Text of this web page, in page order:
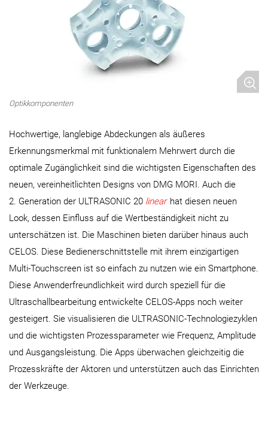
Optikkomponenten
Hochwertige, langlebige Abdeckungen als äußeres
Erkennungsmerkmal mit funktionalem Mehrwert durch die
optimale Zugänglichkeit sind die wichtigsten Eigenschaften des
neuen, vereinheitlichten Designs von DMG MORI. Auch die
2. Generation der ULTRASONIC 20 linear hat diesen neuen
Look, dessen Einfluss auf die Wertbeständigkeit nicht zu
unterschätzen ist. Die Maschinen bieten darüber hinaus auch
CELOS. Diese Bedienerschnittstelle mit ihrem einzigartigen
Multi-Touchscreen ist so einfach zu nutzen wie ein Smartphone.
Diese Anwenderfreundlichkeit wird durch speziell für die
Ultraschallbearbeitung entwickelte CELOS-Apps noch weiter
gesteigert. Sie visualisieren die ULTRASONIC-Technologiezyklen
und die wichtigsten Prozessparameter wie Frequenz, Amplitude
und Ausgangsleistung. Die Apps überwachen gleichzeitig die
Prozesskräfte der Aktoren und unterstützen auch das Einrichten
der Werkzeuge.